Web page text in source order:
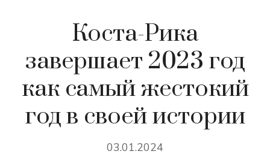
Коста-Рика
завершает 2023 год
как самый жестокий
год в своей истории
03.01.2024